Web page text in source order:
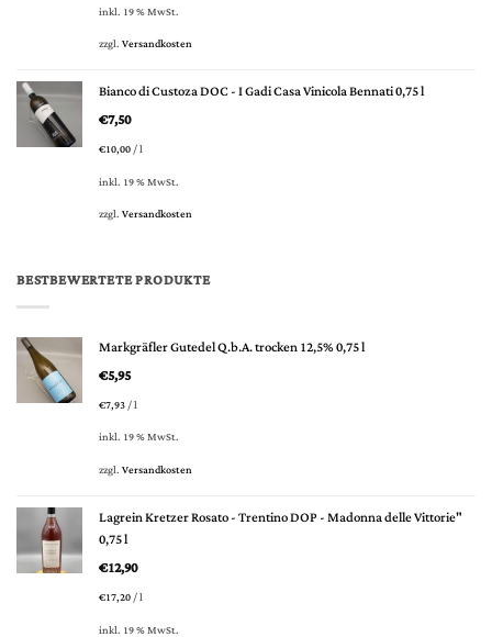
inkl. 19 % MwSt.
zzgl.Versandkosten
Bianco di Custoza DOC - I Gadi Casa Vinicola Bennati 0,75 l
€7,50
€10,00/l
inkl. 19 % MwSt.
zzgl.Versandkosten
BESTBEWERTETE PRODUKTE
Markgräfler Gutedel Q.b.A. trocken 12,5% 0,75 l
€5,95
€7,93/l
inkl. 19 % MwSt.
zzgl.Versandkosten
Lagrein Kretzer Rosato - Trentino DOP - Madonna delle Vittorie"
0,75 l
€12,90
€17,20/l
inkl. 19 % MwSt.